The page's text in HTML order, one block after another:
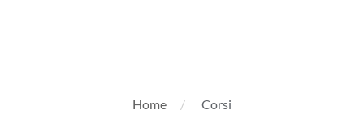
Home Corsi